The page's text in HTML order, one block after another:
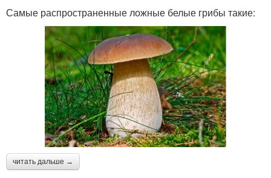
Самые распространенные ложные белые грибы такие:
читать дальше →